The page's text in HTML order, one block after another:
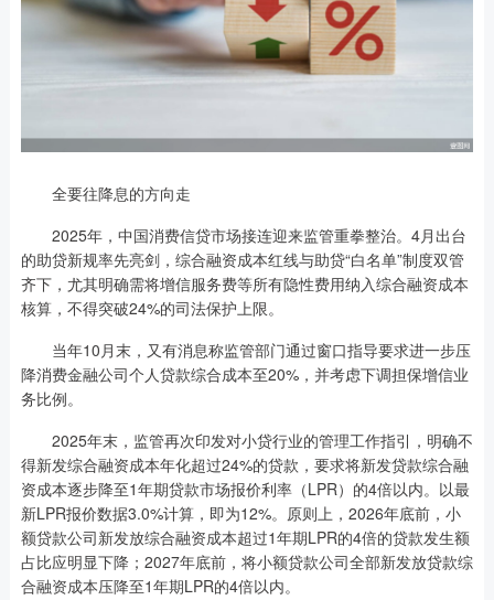
全要往降息的方向走
2025年，中国消费信贷市场接连迎来监管重拳整治。4月出台
的助贷新规率先亮剑，综合融资成本红线与助贷“白名单”制度双管
齐下，尤其明确需将增信服务费等所有隐性费用纳入综合融资成本
核算，不得突破24%的司法保护上限。
当年10月末，又有消息称监管部门通过窗口指导要求进一步压
降消费金融公司个人贷款综合成本至20%，并考虑下调担保增信业
务比例。
2025年末，监管再次印发对小贷行业的管理工作指引，明确不
得新发综合融资成本年化超过24%的贷款，要求将新发贷款综合融
资成本逐步降至1年期贷款市场报价利率（LPR）的4倍以内。以最
新LPR报价数据3.0%计算，即为12%。原则上，2026年底前，小
额贷款公司新发放综合融资成本超过1年期LPR的4倍的贷款发生额
占比应明显下降；2027年底前，将小额贷款公司全部新发放贷款综
合融资成本压降至1年期LPR的4倍以内。